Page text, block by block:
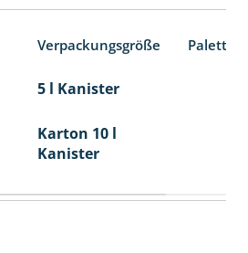
Verpackungsgröße
5 l Kanister
Karton 10 l
Kanister